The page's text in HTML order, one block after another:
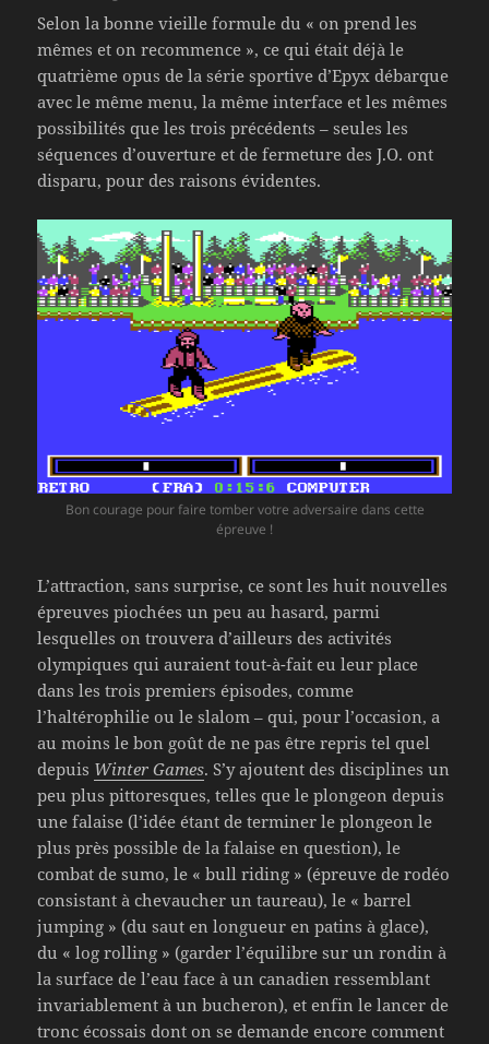
Selon la bonne vieille formule du « on prend les
mêmes et on recommence », ce qui était déjà le
quatrième opus de la série sportive d’Epyx débarque
avec le même menu, la même interface et les mêmes
possibilités que les trois précédents – seules les
séquences d’ouverture et de fermeture des J.O. ont
disparu, pour des raisons évidentes.
Bon courage pour faire tomber votre adversaire dans cette
épreuve !
L’attraction, sans surprise, ce sont les huit nouvelles
épreuves piochées un peu au hasard, parmi
lesquelles on trouvera d’ailleurs des activités
olympiques qui auraient tout-à-fait eu leur place
dans les trois premiers épisodes, comme
l’haltérophilie ou le slalom – qui, pour l’occasion, a
au moins le bon goût de ne pas être repris tel quel
depuis Winter Games. S’y ajoutent des disciplines un
peu plus pittoresques, telles que le plongeon depuis
une falaise (l’idée étant de terminer le plongeon le
plus près possible de la falaise en question), le
combat de sumo, le « bull riding » (épreuve de rodéo
consistant à chevaucher un taureau), le « barrel
jumping » (du saut en longueur en patins à glace),
du « log rolling » (garder l’équilibre sur un rondin à
la surface de l’eau face à un canadien ressemblant
invariablement à un bucheron), et enfin le lancer de
tronc écossais dont on se demande encore comment